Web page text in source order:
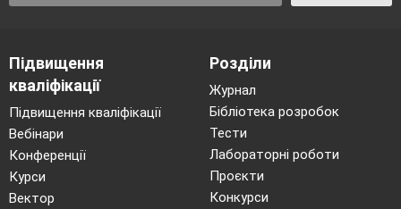
Підвищення
кваліфікації
Підвищення кваліфікації
Вебінари
Конференції
Курси
Вектор
Розділи
Журнал
Бібліотека розробок
Тести
Лабораторні роботи
Проєкти
Конкурси